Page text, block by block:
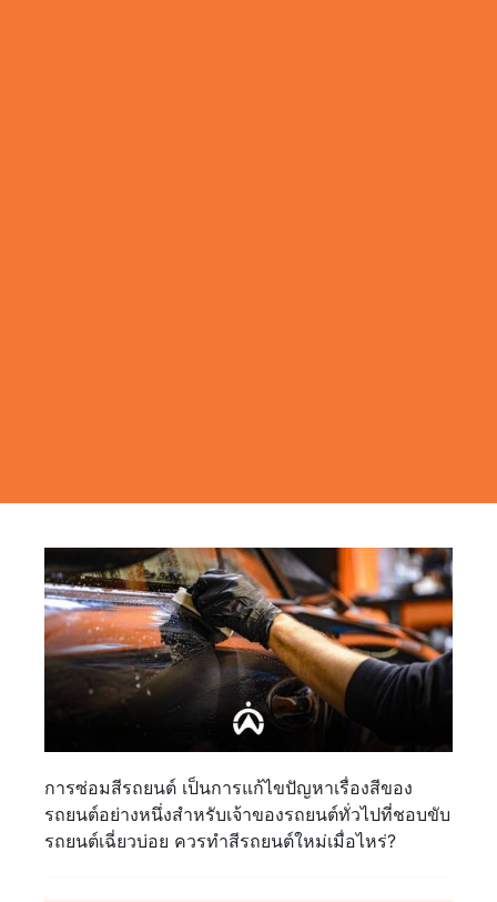
การซ่อมสีรถยนต์ เป็นการแก้ไขปัญหาเรื่องสีของ
รถยนต์อย่างหนึ่งสำหรับเจ้าของรถยนต์ทั่วไปที่ชอบขับ
รถยนต์เฉี่ยวบ่อย ควรทำสีรถยนต์ใหม่เมื่อไหร่?